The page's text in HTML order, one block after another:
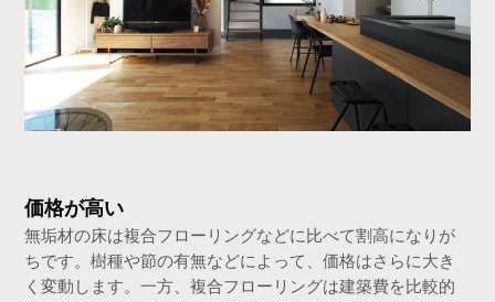
価格が高い
無垢材の床は複合フローリングなどに比べて割高になりが
ちです。樹種や節の有無などによって、価格はさらに大き
く変動します。一方、複合フローリングは建築費を比較的